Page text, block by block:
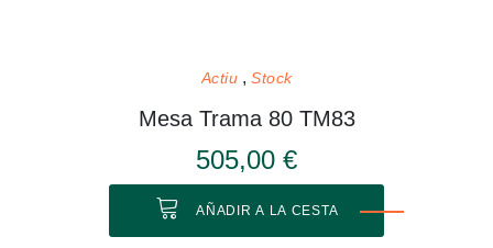
Actiu Stock
Mesa Trama 80 TM83
505,00 €
AÑADIR A LA CESTA